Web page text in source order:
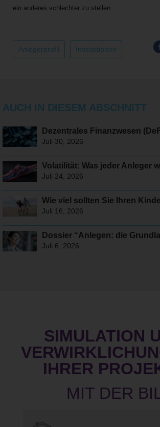
ein anderes schlechter zu stellen.
Anlegerprofil Investitionen
AUCH IN DIESEM ABSCHNITT
Dezentrales Finanzwesen
Juli 30, 2026
Volatilität: Was jeder Anleger
Juli 24, 2026
Wie viel sollten Sie Ihren
Juli 16, 2026
Dossier “Anlegen: die
Juli 6, 2026
SIMULATION
IHRER